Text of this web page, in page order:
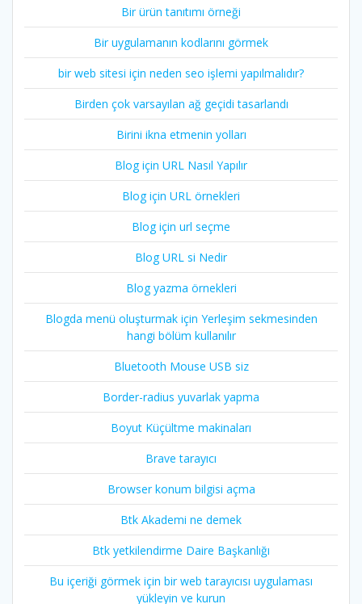
Bir ürün tanıtımı örneği
Bir uygulamanın kodlarını görmek
bir web sitesi için neden seo işlemi yapılmalıdır?
Birden çok varsayılan ağ geçidi tasarlandı
Birini ikna etmenin yolları
Blog için URL Nasıl Yapılır
Blog için URL örnekleri
Blog için url seçme
Blog URL si Nedir
Blog yazma örnekleri
Blogda menü oluşturmak için Yerleşim sekmesinden
hangi bölüm kullanılır
Bluetooth Mouse USB siz
Border-radius yuvarlak yapma
Boyut Küçültme makinaları
Brave tarayıcı
Browser konum bilgisi açma
Btk Akademi ne demek
Btk yetkilendirme Daire Başkanlığı
Bu içeriği görmek için bir web tarayıcısı uygulaması
yükleyin ve kurun